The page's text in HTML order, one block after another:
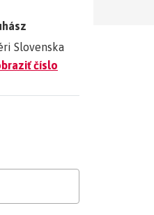
Slovenska
číslo